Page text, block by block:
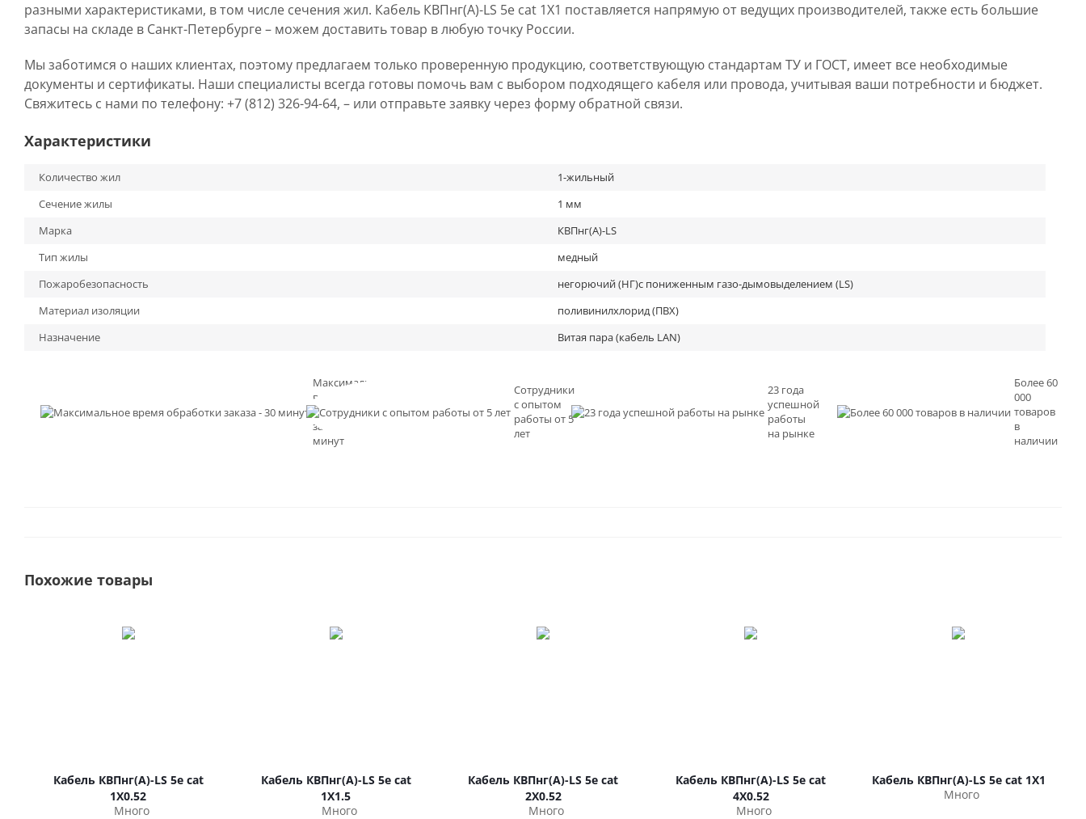
разными характеристиками, в том числе сечения жил. Кабель КВПнг(А)-LS 5е cat 1Х1 поставляется напрямую от ведущих производителей, также есть большие
запасы на складе в Санкт-Петербурге – можем доставить товар в любую точку России.
Мы заботимся о наших клиентах, поэтому предлагаем только проверенную продукцию, соответствующую стандартам ТУ и ГОСТ, имеет все необходимые
документы и сертификаты. Наши специалисты всегда готовы помочь вам с выбором подходящего кабеля или провода, учитывая ваши потребности и бюджет.
Свяжитесь с нами по телефону: +7 (812) 326-94-64, – или отправьте заявку через форму обратной связи.
Характеристики
Количество жил
1-жильный
Сечение жилы
1 мм
Марка
КВПнг(А)-LS
Тип жилы
медный
Пожаробезопасность
негорючий (НГ)с пониженным газо-дымовыделением (LS)
Материал изоляции
поливинилхлорид (ПВХ)
Назначение
Витая пара (кабель LAN)
Максимальное
время
обработки
заказа - 30
минут
Сотрудники
с опытом
работы от 5
лет
23 года
успешной
работы
на рынке
Более 60
000
товаров
в
наличии
Похожие товары
Кабель КВПнг(А)-LS 5е cat
1Х0.52
Много
Кабель КВПнг(А)-LS 5е cat
1Х1.5
Много
Кабель КВПнг(А)-LS 5е cat
2Х0.52
Много
Кабель КВПнг(А)-LS 5е cat
4Х0.52
Много
Кабель КВПнг(А)-LS 5е cat 1Х1
Много